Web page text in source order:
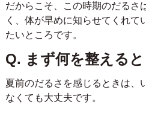
だからこそ、この時期のだるさ
く、体が早めに知らせてくれて
たいところです。
Q. まず何を整える
夏前のだるさを感じるときは、
なくても大丈夫です。